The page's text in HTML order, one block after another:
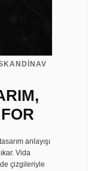
anlayışı
Vida
çizgileriyle